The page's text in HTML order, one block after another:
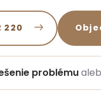
220
problému